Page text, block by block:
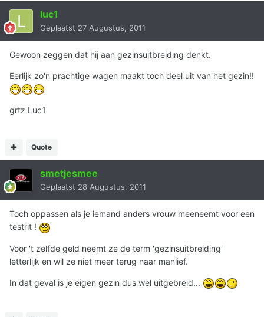
luc1
Geplaatst 27 Augustus, 2011
Gewoon zeggen dat hij aan gezinsuitbreiding denkt.
Eerlijk zo'n prachtige wagen maakt toch deel uit van het gezin!!
grtz Luc1
Quote
smetjesmee
Geplaatst 28 Augustus, 2011
Toch oppassen als je iemand anders vrouw meeneemt voor een
testrit !
Voor 't zelfde geld neemt ze de term 'gezinsuitbreiding'
letterlijk en wil ze niet meer terug naar manlief.
In dat geval is je eigen gezin dus wel uitgebreid...